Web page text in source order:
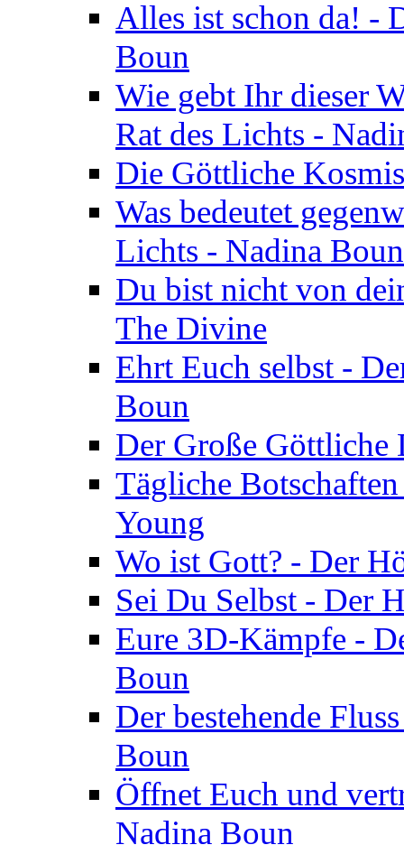
Alles ist schon da! -
Boun
Wie gebt Ihr dieser
Rat des Lichts -
Die Göttliche
Was bedeutet
Lichts - Nadina Boun
Du bist nicht von
The Divine
Ehrt Euch selbst -
Boun
Der Große
Tägliche
Young
Wo ist Gott? - Der
Sei Du Selbst - Der
Eure 3D-Kämpfe -
Boun
Der bestehende
Boun
Öffnet Euch und
Nadina Boun